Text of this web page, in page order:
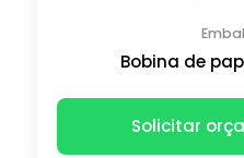
Bobina de
Solicitar